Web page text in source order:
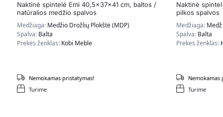
Naktinė spintelė Emi 40,5x37x41 cm, baltos /
natūralios medžio spalvos
Medžiaga: Medžio Drožlių Plokštė (MDP)
Spalva: Balta
Prekės ženklas: Kobi Meble
Turime
Nemokamas pristatymas!
Naktinė
pilkos spalvos
Medžiaga:
Spalva: Balta
Prekės ženklas:
Turime
Nemokamas